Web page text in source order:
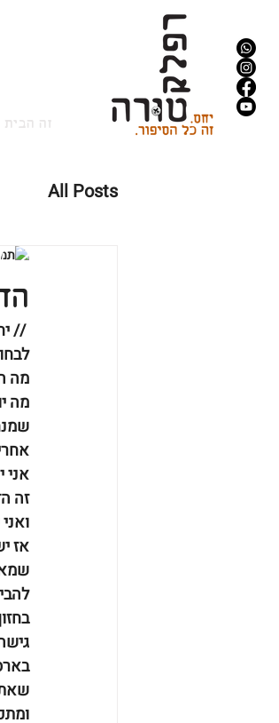
זה הבית
All Posts
//
מה
מה
אני
זה
אז